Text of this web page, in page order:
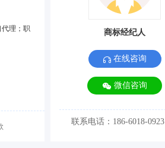
代理；职
商标经纪人
在线咨询
微信咨询
联系电话：186-6018-0923